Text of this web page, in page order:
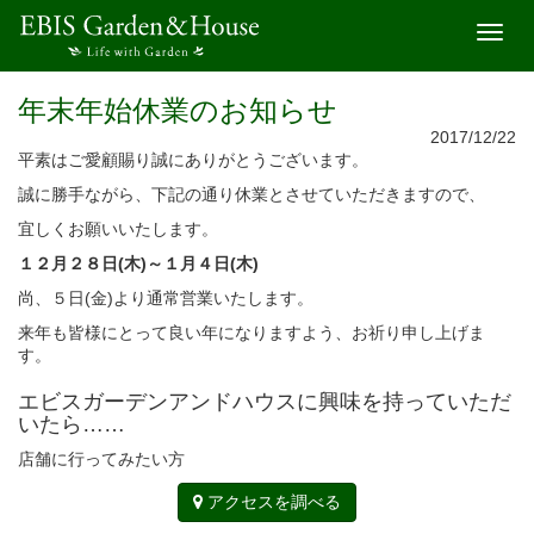
開
年末年始休業のお知らせ
2017/12/22
平素はご愛顧賜り誠にありがとうございます。
誠に勝手ながら、下記の通り休業とさせていただきますので、
宜しくお願いいたします。
１２月２８日(木)～１月４日(木)
尚、５日(金)より通常営業いたします。
来年も皆様にとって良い年になりますよう、お祈り申し上げま
す。
エビスガーデンアンドハウスに興味を持っていただ
いたら……
店舗に行ってみたい方
アクセスを調べる